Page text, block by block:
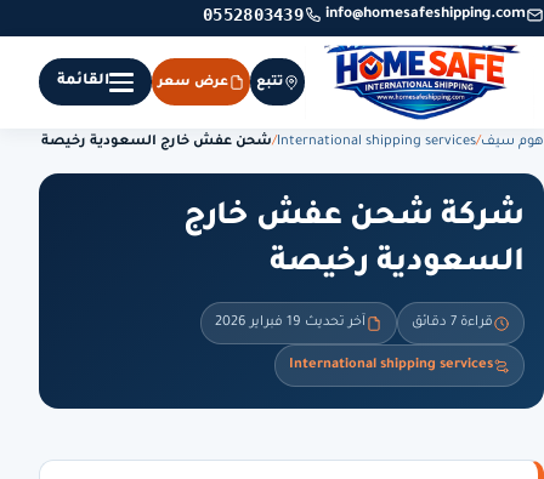
info@homesafeshipping.com
0552803439
تتبع عرض سعر القائمة
هوم سيف/
International shipping services
/شحن عفش خارج السعودية رخيصة
شركة شحن عفش خارج
السعودية رخيصة
قراءة 7 دقائق آخر تحديث 19 فبراير 2026
International shipping services